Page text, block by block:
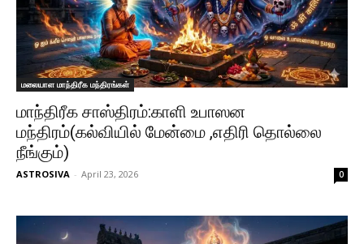
மலையாள மாந்திரீக மந்திரங்கள்
மாந்திரீக சாஸ்திரம்:காளி உபாஸன
மந்திரம்(கல்வியில் மேன்மை ,எதிரி தொல்லை
நீங்கும்)
ASTROSIVA - April 23, 2026 0